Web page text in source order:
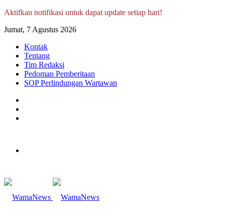
Aktifkan notifikasi untuk dapat update setiap hari!
Jumat, 7 Agustus 2026
Kontak
Tentang
Tim Redaksi
Pedoman Pemberitaan
SOP Perlindungan Wartawan